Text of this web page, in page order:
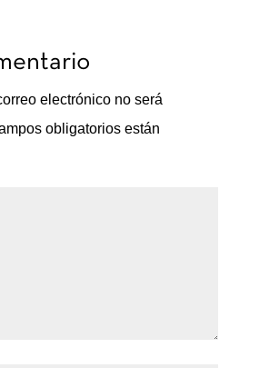
electrónico no será
obligatorios están